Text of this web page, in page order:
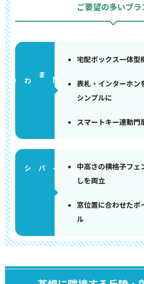
ご要望の多いプラ
門まわり
宅配ボックス一体型
表札・インターホン
シンプルに
スマートキー連動門
中高さの横格子フェ
しを両立
窓位置に合わせたポ
ル